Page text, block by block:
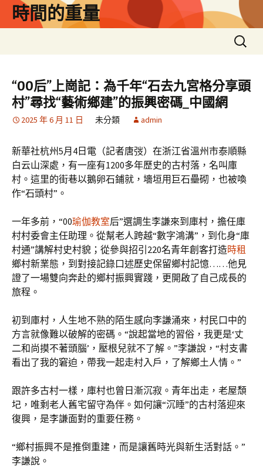
時間的重量
搜
尋
鍵
字:
“00后”上崗記：為千年“石去九宮格分享頭
村”尋找“藝術鄉建”的振興密碼_中國網
2025 年 6 月 11 日 未分類 admin
新華社杭州5月4日電（記者唐弢）在浙江省溫州市泰順縣
白云山深處，有一座有1200多年歷史的古村落，名叫庫
村。這里的街巷以鵝卵石鋪就，墻垣用巨石壘砌，也被喚
作“石頭村”。
一年多前，“00瑜伽教室后”選調生李謙來到庫村，擔任庫
村村委會主任助理。從幫老人跨越“數字鴻溝”，到化身“庫
村通”講解村史村貌；從參與招引220名青年創客打造時租
鄉村新業態，到對接記錄口述歷史保留鄉村記憶……他見
證了一場雙向奔赴的鄉村振興實踐，更開啟了自己成長的
旅程。
初到庫村，人生地不熟的陌生感向李謙涌來，村民口中的
方言就像難以破解的密碼。“說起當地的習俗，我更是‘丈
二和尚摸不著頭腦’，壓根兒就不了解。”李謙說，“村支書
看出了我的窘迫，帶我一起走村入戶，了解鄉土人情。”
跟許多古村一樣，庫村也曾日漸沉寂。青年出走，老屋頹
圮，唯剩老人舊宅留守為伴。如何讓“沉睡”的古村落迎來
復興，是李謙面對的重要任務。
“鄉村振興不是推倒重建，而是讓舊時光與新生活對話。”
李謙說。